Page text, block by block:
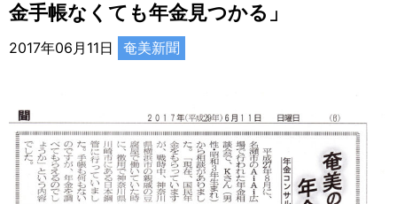
金手帳なくても年金見つかる」
2017年06月11日 奄美新聞